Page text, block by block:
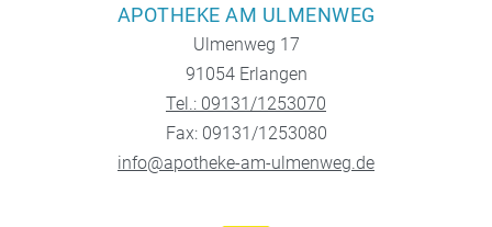
APOTHEKE AM ULMENWEG
Ulmenweg 17
91054 Erlangen
Tel.: 09131/1253070
Fax: 09131/1253080
info@apotheke-am-ulmenweg.de